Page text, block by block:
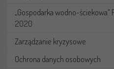
„Gospodarka wodno-ściekowa”
2020
Zarządzanie kryzysowe
Ochrona danych osobowych